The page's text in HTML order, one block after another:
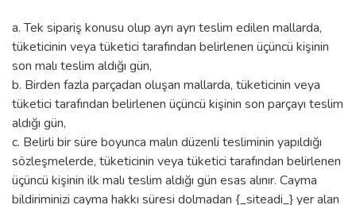
a. Tek sipariş konusu olup ayrı ayrı teslim edilen mallarda,
tüketicinin veya tüketici tarafından belirlenen üçüncü kişinin
son malı teslim aldığı gün,
b. Birden fazla parçadan oluşan mallarda, tüketicinin veya
tüketici tarafından belirlenen üçüncü kişinin son parçayı teslim
aldığı gün,
c. Belirli bir süre boyunca malın düzenli tesliminin yapıldığı
sözleşmelerde, tüketicinin veya tüketici tarafından belirlenen
üçüncü kişinin ilk malı teslim aldığı gün esas alınır. Cayma
bildiriminizi cayma hakkı süresi dolmadan {_siteadi_} yer alan